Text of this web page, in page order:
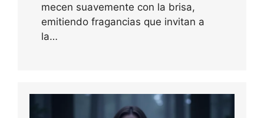
mecen suavemente con la brisa,
emitiendo fragancias que invitan a
la…